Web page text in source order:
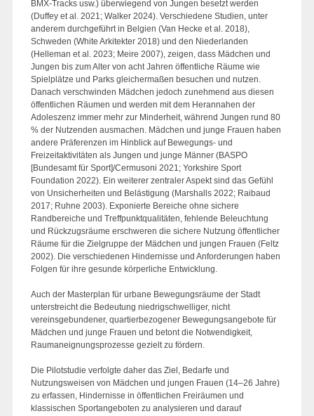
BMX-Tracks usw.) überwiegend von Jungen besetzt werden
(Duffey et al. 2021; Walker 2024). Verschiedene Studien, unter
anderem durchgeführt in Belgien (Van Hecke et al. 2018),
Schweden (White Arkitekter 2018) und den Niederlanden
(Helleman et al. 2023; Meire 2007), zeigen, dass Mädchen und
Jungen bis zum Alter von acht Jahren öffentliche Räume wie
Spielplätze und Parks gleichermaßen besuchen und nutzen.
Danach verschwinden Mädchen jedoch zunehmend aus diesen
öffentlichen Räumen und werden mit dem Herannahen der
Adoleszenz immer mehr zur Minderheit, während Jungen rund 80
% der Nutzenden ausmachen. Mädchen und junge Frauen haben
andere Präferenzen im Hinblick auf Bewegungs- und
Freizeitaktivitäten als Jungen und junge Männer (BASPO
[Bundesamt für Sport]/Cermusoni 2021; Yorkshire Sport
Foundation 2022). Ein weiterer zentraler Aspekt sind das Gefühl
von Unsicherheiten und Belästigung (Marshalls 2022; Raibaud
2017; Ruhne 2003). Exponierte Bereiche ohne sichere
Randbereiche und Treffpunktqualitäten, fehlende Beleuchtung
und Rückzugsräume erschweren die sichere Nutzung öffentlicher
Räume für die Zielgruppe der Mädchen und jungen Frauen (Feltz
2002). Die verschiedenen Hindernisse und Anforderungen haben
Folgen für ihre gesunde körperliche Entwicklung.
Auch der Masterplan für urbane Bewegungsräume der Stadt
unterstreicht die Bedeutung niedrigschwelliger, nicht
vereinsgebundener, quartierbezogener Bewegungsangebote für
Mädchen und junge Frauen und betont die Notwendigkeit,
Raumaneignungsprozesse gezielt zu fördern.
Die Pilotstudie verfolgte daher das Ziel, Bedarfe und
Nutzungsweisen von Mädchen und jungen Frauen (14–26 Jahre)
zu erfassen, Hindernisse in öffentlichen Freiräumen und
klassischen Sportangeboten zu analysieren und darauf